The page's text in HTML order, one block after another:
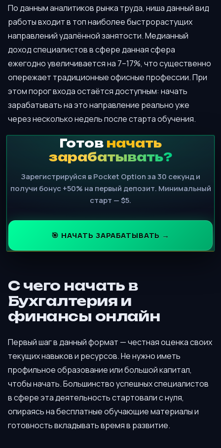
По данным аналитиков рынка труда, ниша данный вид
работы входит в топ наиболее быстрорастущих
направлений удалённой занятости. Медианный
доход специалистов в сфере данная сфера
ежегодно увеличивается на 7–17%, что существенно
опережает традиционные офисные профессии. При
этом порог входа остаётся доступным: начать
зарабатывать на это направление реально уже
через несколько недель после старта обучения.
Готов начать
зарабатывать?
Зарегистрируйся в Pocket Option за 30 секунд и
получи бонус +50% на первый депозит. Минимальный
старт — $5.
🎯 НАЧАТЬ ЗАРАБАТЫВАТЬ →
С чего начать в
Бухгалтерия и
финансы онлайн
Первый шаг в данный формат — честная оценка своих
текущих навыков и ресурсов. Не нужно иметь
профильное образование или большой капитал,
чтобы начать. Большинство успешных специалистов
в сфере эта деятельность стартовали с нуля,
опираясь на бесплатные обучающие материалы и
готовность вкладывать время в развитие.